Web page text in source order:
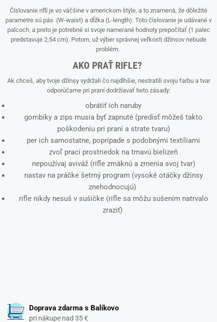
Číslovanie riflí je vo väčšine v americkom štýle, a to znamená, že dôležité
parametre sú pás (W-waist) a dĺžka (L-length). Toto číslovanie je udávané v
palcoch, a preto je potrebné si svoje namerané hodnoty prepočítať (1 palec
predstavuje 2,54 cm). Potom, už výber správnej veľkosti džínsov nebude
problém.
AKO PRAŤ RIFLE?
Ak chceš, aby tvoje džínsy vydržali čo najdlhšie, nestratili svoju farbu a tvar
odporúčame pri praní dodržiavať tieto zásady:
obrátiť ich naruby
gombíky a zips musia byť zapnuté (predísť môžeš takto
poškodeniu pri praní a strate tvaru)
per ich samostatne, poprípade s podobnými textíliami
zvoľ prací prostriedok na tmavú bielizeň
nepoužívaj aviváž (rifle zmäknú a zmenia svoj tvar)
nastav na práčke šetrný program (vysoké otáčky džínsy
znehodnocujú)
rifle nikdy nesuš v sušičke (rifle sa môžu sušením natrvalo
zraziť)
Doprava zdarma s Balíkovo
pri nákupe nad 35 €